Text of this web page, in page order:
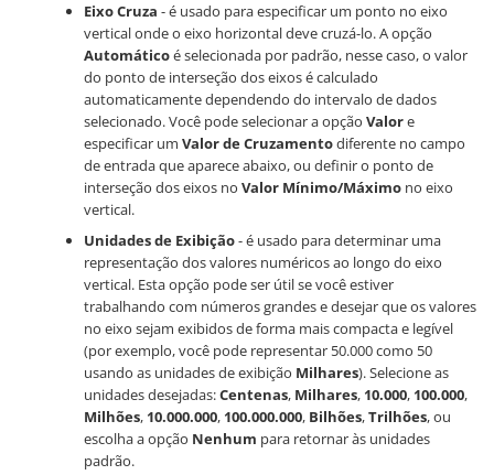
Eixo Cruza - é usado para especificar um ponto no eixo
vertical onde o eixo horizontal deve cruzá-lo. A opção
Automáticoé selecionada por padrão, nesse caso, o valor
do ponto de interseção dos eixos é calculado
automaticamente dependendo do intervalo de dados
selecionado. Você pode selecionar a opção Valore
especificar um Valor de Cruzamentodiferente no campo
de entrada que aparece abaixo, ou definir o ponto de
interseção dos eixos no Valor Mínimo/Máximo no eixo
vertical.
Unidades de Exibição- é usado para determinar uma
representação dos valores numéricos ao longo do eixo
vertical. Esta opção pode ser útil se você estiver
trabalhando com números grandes e desejar que os valores
no eixo sejam exibidos de forma mais compacta e legível
(por exemplo, você pode representar 50.000 como 50
usando as unidades de exibição Milhares). Selecione as
unidades desejadas:Centenas, Milhares, 10.000, 100.000,
Milhões, 10.000.000, 100.000.000, Bilhões,Trilhões, ou
escolha a opção Nenhum para retornar às unidades
padrão.